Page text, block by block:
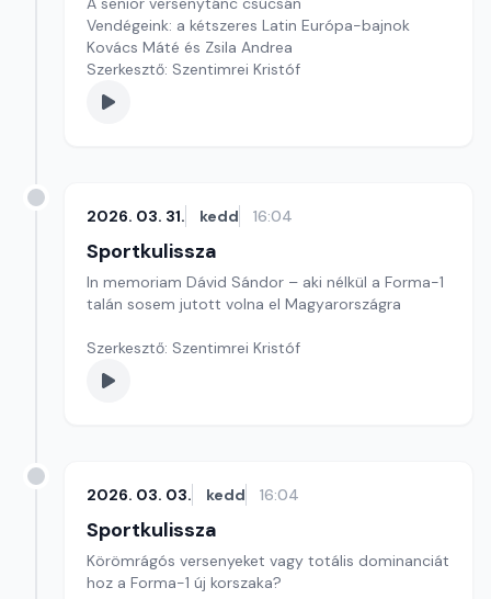
Vendégeink: a kétszeres Latin Európa-bajnok
Kovács Máté és Zsila Andrea
Szerkesztő: Szentimrei Kristóf
2026. 03. 31. kedd 16:04
Sportkulissza
In memoriam Dávid Sándor – aki nélkül a Forma-1
talán sosem jutott volna el Magyarországra
Szerkesztő: Szentimrei Kristóf
2026. 03. 03. kedd 16:04
Sportkulissza
Körömrágós versenyeket vagy totális dominanciát
hoz a Forma-1 új korszaka?